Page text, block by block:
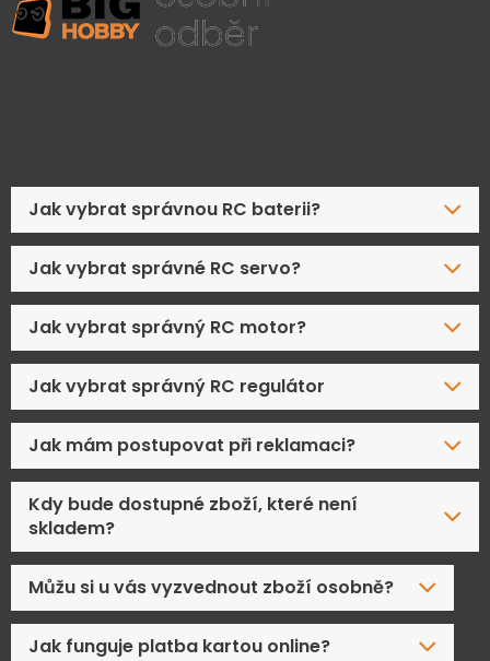
Jak vybrat správnou RC baterii?
Jak vybrat správné RC servo?
Jak vybrat správný RC motor?
Jak vybrat správný RC regulátor
Jak mám postupovat při reklamaci?
Kdy bude dostupné zboží, které není
skladem?
Můžu si u vás vyzvednout zboží osobně?
Jak funguje platba kartou online?